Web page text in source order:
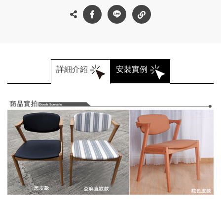
詳細介紹 安裝實例